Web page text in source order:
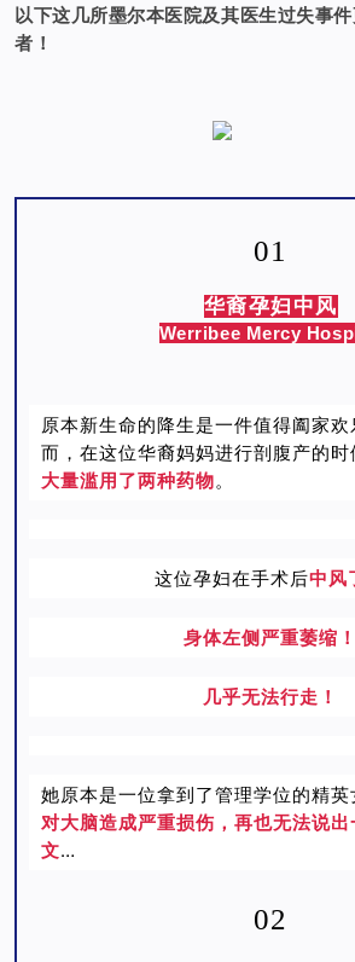
以下这几所墨尔本医院及其医生过失事
者！
01
华裔孕妇中风
Werribee Mercy
原本新生命的降生是一件值得阖家
而，在这位华裔妈妈进行剖腹产的时
大量滥用了两种药物。
这位孕妇在手术后中风
身体左侧严重萎缩！
几乎无法行走！
她原本是一位拿到了管理学位的精英
对大脑造成严重损伤，再也无法说
文…
02